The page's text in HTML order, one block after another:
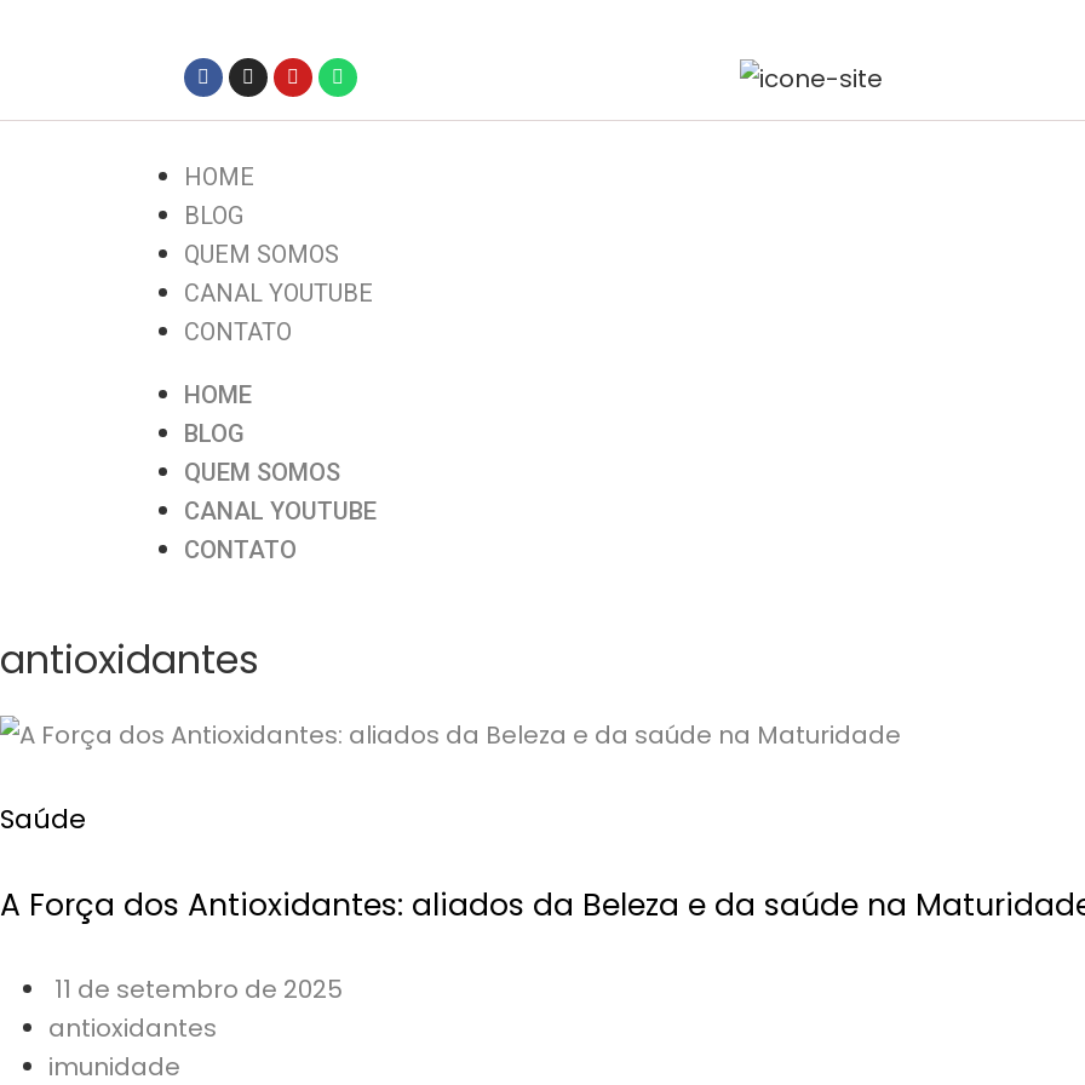
HOME
BLOG
QUEM SOMOS
CANAL YOUTUBE
CONTATO
HOME
BLOG
QUEM SOMOS
CANAL YOUTUBE
CONTATO
antioxidantes
Saúde
A Força dos Antioxidantes: aliados da Beleza e da saúde na
11 de setembro de 2025
antioxidantes
imunidade